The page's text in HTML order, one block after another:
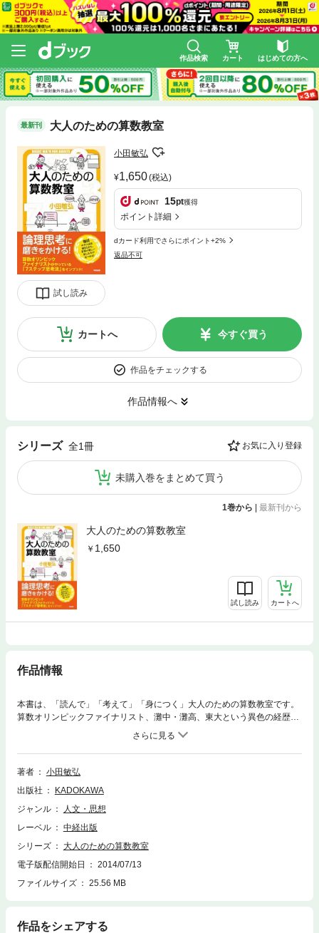
作品検索 カート はじめての方へ
最新刊 大人のための算数教室
試し読み
小田敏弘
1,650(税込)
15pt獲得
ポイント詳細
dカード利用でさらにポイント+2%
返品不可
カートへ 今すぐ買う
作品をチェックする
作品情報へ
シリーズ 全1冊 お気に入り登録
未購入巻をまとめて買う
1巻から | 最新刊から
大人のための算数教室
1,650
試し読み カートへ
作品情報
本書は、「読んで」「考えて」「身につく」大人のための算数教室です。
算数オリンピックファイナリスト、灘中・灘高、東大という異色の経歴を
持つ著者が、学校では教えてくれない「算数の新しい楽しみ方」を教えて
くれる１冊です。厳選された傑作良問を解きながら、著者が独自に開発し
た「７ステップ思考法」を身につけましょう！
著者
小田敏弘
出版社
KADOKAWA
ジャンル
人文・思想
レーベル
中経出版
シリーズ
大人のための算数教室
電子版配信開始日
2014/07/13
ファイルサイズ
25.56 MB
作品をシェアする